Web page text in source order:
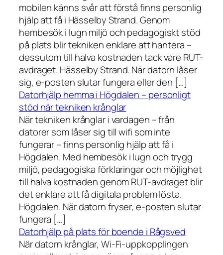
mobilen känns svår att förstå finns personlig
hjälp att få i Hässelby Strand. Genom
hembesök i lugn miljö och pedagogiskt stöd
på plats blir tekniken enklare att hantera –
dessutom till halva kostnaden tack vare RUT-
avdraget. Hässelby Strand. När datorn låser
sig, e-posten slutar fungera eller den […]
Datorhjälp hemma i Högdalen – personligt
stöd när tekniken krånglar
När tekniken krånglar i vardagen – från
datorer som låser sig till wifi som inte
fungerar – finns personlig hjälp att få i
Högdalen. Med hembesök i lugn och trygg
miljö, pedagogiska förklaringar och möjlighet
till halva kostnaden genom RUT-avdraget blir
det enklare att få digitala problem lösta.
Högdalen. När datorn fryser, e-posten slutar
fungera […]
Datorhjälp på plats för boende i Rågsved
När datorn krånglar, Wi-Fi-uppkopplingen